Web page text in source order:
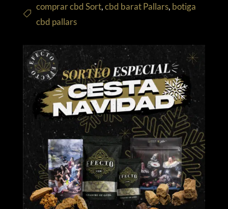
comprar cbd Sort,cbd barat Pallars, botiga
cbd pallars